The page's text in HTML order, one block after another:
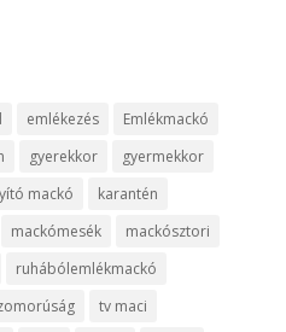
emlékezés
Emlékmackó
gyerekkor
gyermekkor
mackó
karantén
mackómesék
mackósztori
ruhábólemlékmackó
tv maci